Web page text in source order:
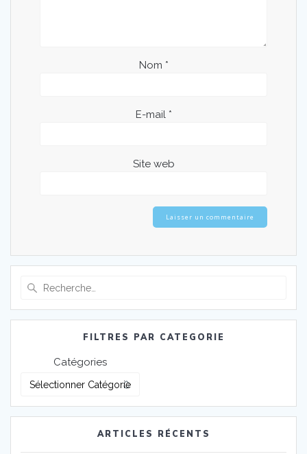
Nom *
E-mail *
Site web
:
FILTRES PAR CATEGORIE
Catégories
ARTICLES RÉCENTS